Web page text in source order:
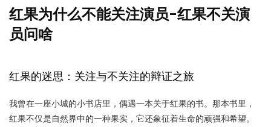
红果为什么不能关注演员-红果不关演
员问啥
红果的迷思：关注与不关注的辩证之旅
我曾在一座小城的小书店里，偶遇一本关于红果的书。那本书里，
红果不仅是自然界中的一种果实，它还象征着生命的顽强和希望。